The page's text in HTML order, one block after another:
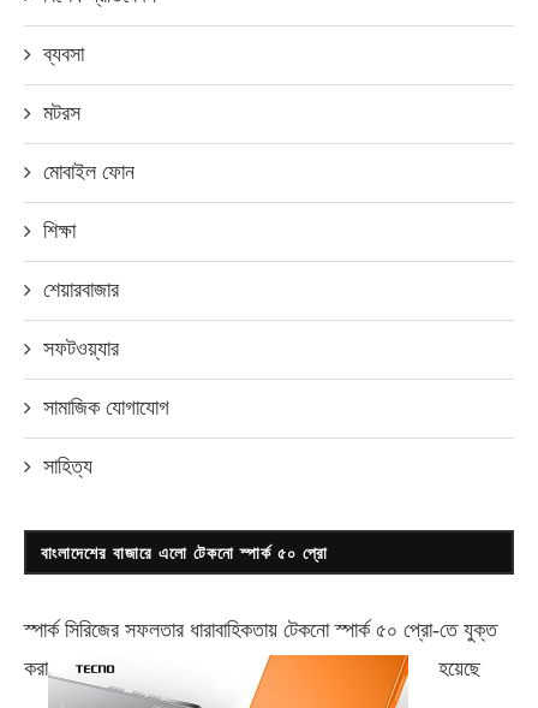
ব্যবসা
মটরস
মোবাইল ফোন
শিক্ষা
শেয়ারবাজার
সফটওয়্যার
সামাজিক যোগাযোগ
সাহিত্য
বাংলাদেশের বাজারে এলো টেকনো স্পার্ক ৫০ প্রো
স্পার্ক সিরিজের সফলতার ধারাবাহিকতায় টেকনোস্পার্ক ৫০ প্রো-তে যুক্ত
করা
হয়েছে